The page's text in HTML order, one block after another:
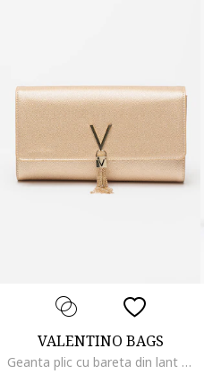
VALENTINO BAGS
Geanta plic cu bareta din lant Divina, Auriu deschis